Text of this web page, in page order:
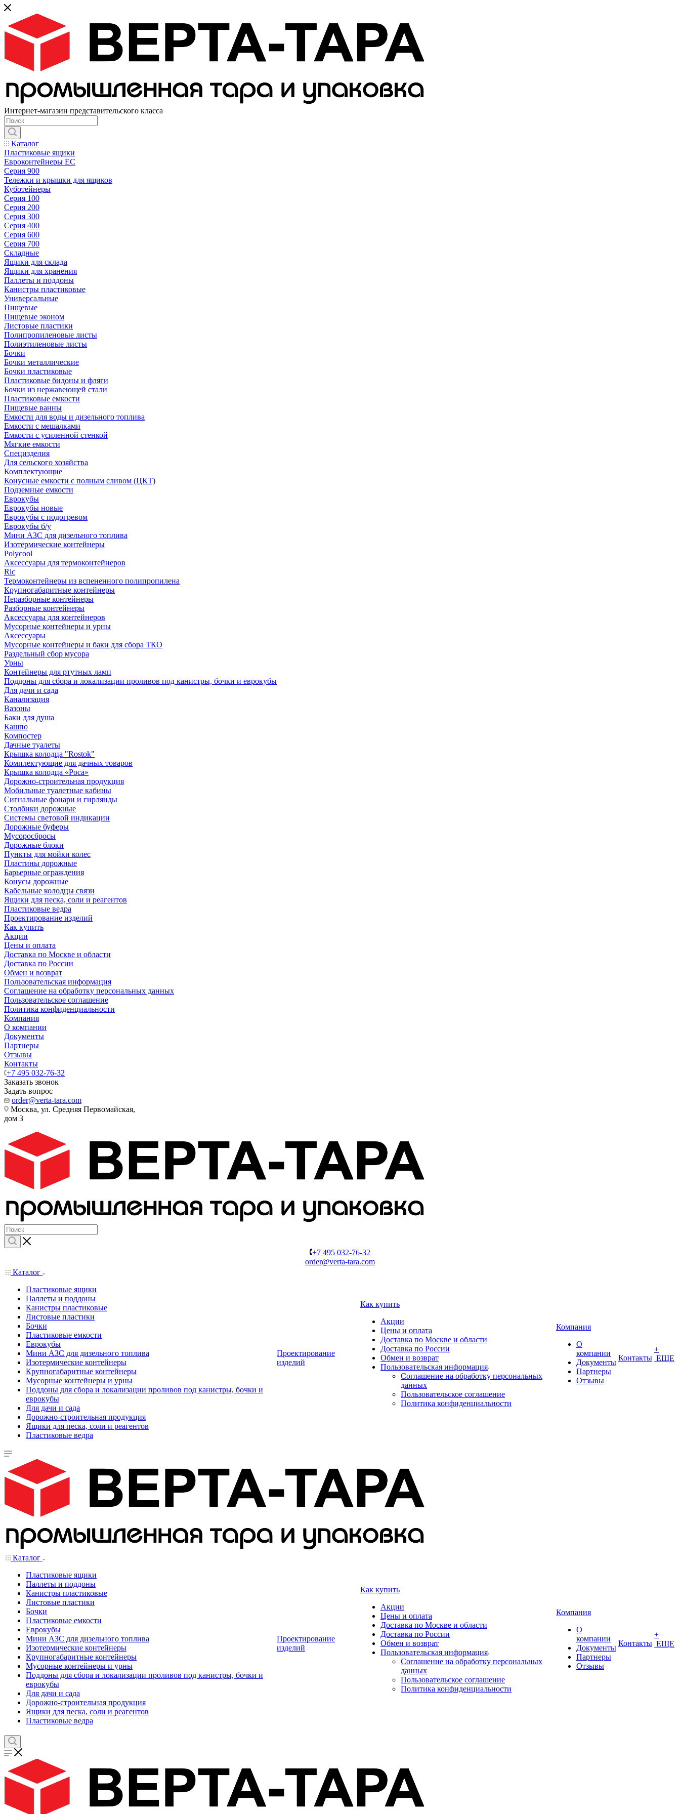
Интернет-магазин представительского класса
Каталог
Пластиковые ящики
Евроконтейнеры ЕС
Серия 900
Тележки и крышки для ящиков
Куботейнеры
Серия 100
Серия 200
Серия 300
Серия 400
Серия 600
Серия 700
Складные
Ящики для склада
Ящики для хранения
Паллеты и поддоны
Канистры пластиковые
Универсальные
Пищевые
Пищевые эконом
Листовые пластики
Полипропиленовые листы
Полиэтиленовые листы
Бочки
Бочки металлические
Бочки пластиковые
Пластиковые бидоны и фляги
Бочки из нержавеющей стали
Пластиковые емкости
Пищевые ванны
Емкости для воды и дизельного топлива
Емкости с мешалками
Емкости с усиленной стенкой
Мягкие емкости
Специзделия
Для сельского хозяйства
Комплектующие
Конусные емкости с полным сливом (ЦКТ)
Подземные емкости
Еврокубы
Еврокубы новые
Еврокубы с подогревом
Еврокубы б/у
Мини АЗС для дизельного топлива
Изотермические контейнеры
Polycool
Аксессуары для термоконтейнеров
Ric
Термоконтейнеры из вспененного полипропилена
Крупногабаритные контейнеры
Неразборные контейнеры
Разборные контейнеры
Аксессуары для контейнеров
Мусорные контейнеры и урны
Аксессуары
Мусорные контейнеры и баки для сбора ТКО
Раздельный сбор мусора
Урны
Контейнеры для ртутных ламп
Поддоны для сбора и локализации проливов под канистры, бочки и еврокубы
Для дачи и сада
Канализация
Вазоны
Баки для душа
Кашпо
Компостер
Дачные туалеты
Крышка колодца "Rostok"
Комплектующие для дачных товаров
Крышка колодца «Роса»
Дорожно-строительная продукция
Мобильные туалетные кабины
Сигнальные фонари и гирлянды
Столбики дорожные
Системы световой индикации
Дорожные буферы
Мусоросбросы
Дорожные блоки
Пункты для мойки колес
Пластины дорожные
Барьерные ограждения
Конусы дорожные
Кабельные колодцы связи
Ящики для песка, соли и реагентов
Пластиковые ведра
Проектирование изделий
Как купить
Акции
Цены и оплата
Доставка по Москве и области
Доставка по России
Обмен и возврат
Пользовательская информация
Соглашение на обработку персональных данных
Пользовательское соглашение
Политика конфиденциальности
Компания
О компании
Документы
Партнеры
Отзывы
Контакты
+7 495 032-76-32
Заказать звонок
Задать вопрос
order@verta-tara.com
Москва, ул. Средняя Первомайская,
дом 3
+7 495 032-76-32
order@verta-tara.com
Каталог
Пластиковые ящики
Паллеты и поддоны
Канистры пластиковые
Листовые пластики
Бочки
Пластиковые емкости
Еврокубы
Мини АЗС для дизельного топлива
Изотермические контейнеры
Крупногабаритные контейнеры
Мусорные контейнеры и урны
Поддоны для сбора и локализации проливов под канистры, бочки и
еврокубы
Для дачи и сада
Дорожно-строительная продукция
Ящики для песка, соли и реагентов
Пластиковые ведра
Проектирование
изделий
Как купить
Акции
Цены и оплата
Доставка по Москве и области
Доставка по России
Обмен и возврат
Пользовательская информация
Соглашение на обработку персональных
данных
Пользовательское соглашение
Политика конфиденциальности
Компания
О
компании
Документы
Партнеры
Отзывы
Контакты
+
ЕЩЕ
Каталог
Пластиковые ящики
Паллеты и поддоны
Канистры пластиковые
Листовые пластики
Бочки
Пластиковые емкости
Еврокубы
Мини АЗС для дизельного топлива
Изотермические контейнеры
Крупногабаритные контейнеры
Мусорные контейнеры и урны
Поддоны для сбора и локализации проливов под канистры, бочки и
еврокубы
Для дачи и сада
Дорожно-строительная продукция
Ящики для песка, соли и реагентов
Пластиковые ведра
Проектирование
изделий
Как купить
Акции
Цены и оплата
Доставка по Москве и области
Доставка по России
Обмен и возврат
Пользовательская информация
Соглашение на обработку персональных
данных
Пользовательское соглашение
Политика конфиденциальности
Компания
О
компании
Документы
Партнеры
Отзывы
Контакты
+
ЕЩЕ